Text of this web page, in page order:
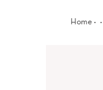
Home · ·